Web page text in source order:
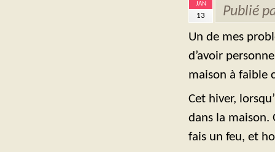
JAN
13 Publié
Un de mes
d’avoir
maison à faible
Cet hiver,
dans la maison.
fais un feu, et